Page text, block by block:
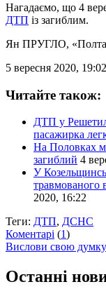
Нагадаємо, що 4
ДТП із загиблим.
Ян ПРУГЛО,
5 вересня 2020, 19:02
Читайте також:
ДТП у
пасажирка
На Половках
загиблий 4
У
травмованого
2020, 16:22
Теги: ДТП, ДСНС
Коментарі (1)
Вислови свою
Останні